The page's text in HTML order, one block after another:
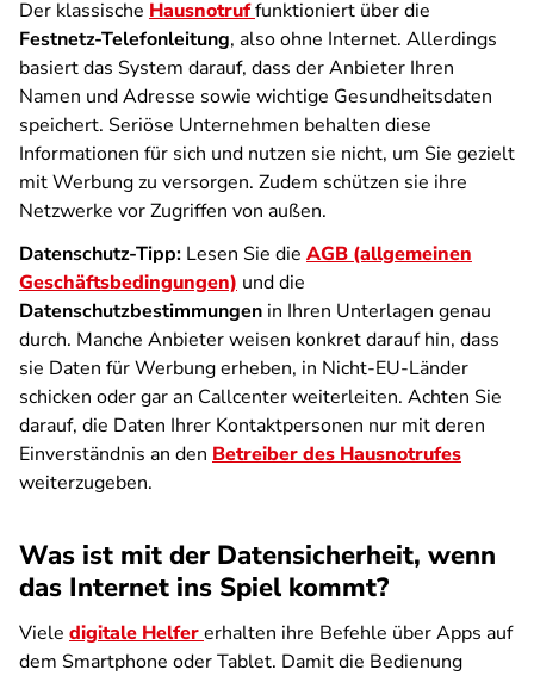
Der klassische Hausnotruffunktioniert über die
Festnetz-Telefonleitung, also ohne Internet. Allerdings
basiert das System darauf, dass der Anbieter Ihren
Namen und Adresse sowie wichtige Gesundheitsdaten
speichert. Seriöse Unternehmen behalten diese
Informationen für sich und nutzen sie nicht, um Sie gezielt
mit Werbung zu versorgen. Zudem schützen sie ihre
Netzwerke vor Zugriffen von außen.
Datenschutz-Tipp: Lesen Sie die AGB (allgemeinen
Geschäftsbedingungen) und die
Datenschutzbestimmungen in Ihren Unterlagen genau
durch. Manche Anbieter weisen konkret darauf hin, dass
sie Daten für Werbung erheben, in Nicht-EU-Länder
schicken oder gar an Callcenter weiterleiten. Achten Sie
darauf, die Daten Ihrer Kontaktpersonen nur mit deren
Einverständnis an den Betreiber des Hausnotrufes
weiterzugeben.
Was ist mit der Datensicherheit, wenn
das Internet ins Spiel kommt?
Viele digitale Helfererhalten ihre Befehle über Apps auf
dem Smartphone oder Tablet. Damit die Bedienung